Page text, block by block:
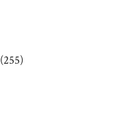
(255)